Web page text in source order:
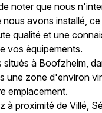
noter que nous
nous avons installé,
qualité et une
vos équipements.
situés à Boofzheim,
une zone d'environ
emplacement.
à proximité de Villé,